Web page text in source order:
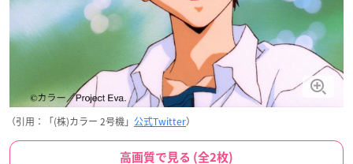
（引用：「(株)カラー 2号機」 公式Twitter）
高画質で見る (全2枚)